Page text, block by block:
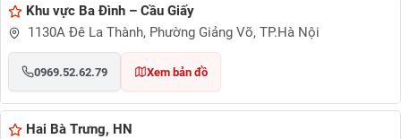
Khu vực Ba Đình – Cầu Giấy
1130A Đê La Thành, Phường Giảng Võ, TP.Hà Nội
0969.52.62.79 Xem bản đồ
Hai Bà Trưng, HN